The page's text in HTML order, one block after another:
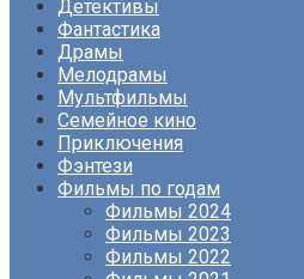
Детективы
Фантастика
Драмы
Мелодрамы
Мультфильмы
Семейное кино
Приключения
Фэнтези
Фильмы по годам
Фильмы 2024
Фильмы 2023
Фильмы 2022